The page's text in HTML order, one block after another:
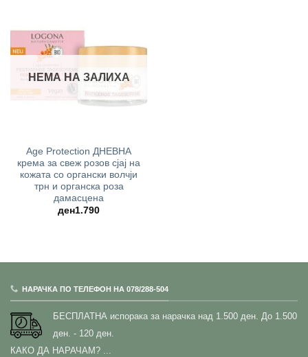
НЕМА НА ЗАЛИХА
Age Protection ДНЕВНА
крема за свеж розов сјај на
кожата со органски волчји
трн и органска роза
дамасцена
ден1.790
НАРАЧКА ПО ТЕЛЕФОН НА 078/288-504
БЕСПЛАТНА испорака за нарачка над 1.500 ден. До 1.500
ден. - 120 ден.
КАКО ДА НАРАЧАМ? ...